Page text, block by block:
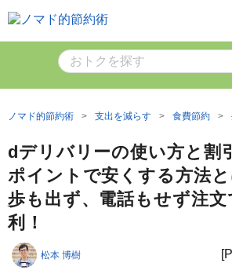
ノマド的節約術 支出を減らす 食費節約
dデリバリーの使い方と割
ポイントで安くする方法
歩も出ず、電話もせず注
利！
松本 博樹